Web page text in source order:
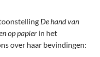
De hand van
op papier in het
over haar bevindingen: